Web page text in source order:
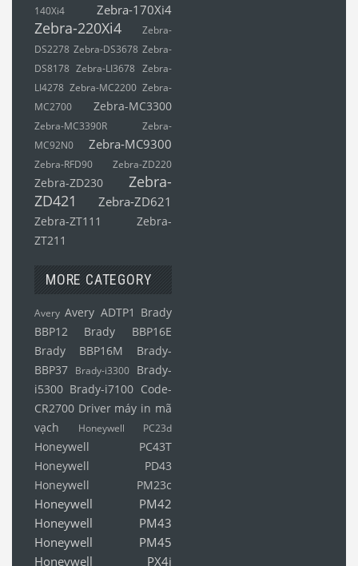
140Xi4
Zebra-170Xi4
Zebra-220Xi4
Zebra-
DS2278 Zebra-DS3678 Zebra-
DS8178 Zebra-LI3678 Zebra-
LI4278 Zebra-MC2200 Zebra-
MC2700
Zebra-MC3300
Zebra-MC3390R
Zebra-
MC92N0
Zebra-MC9300
Zebra-RFD90 Zebra-ZD220
Zebra-ZD230
Zebra-
ZD421
Zebra-ZD621
Zebra-ZT111
Zebra-
ZT211
MORE CATEGORY
Avery Avery ADTP1
Brady
BBP12
Brady BBP16E
Brady BBP16M
Brady-
BBP37 Brady-i3300 Brady-
i5300 Brady-i7100 Code-
CR2700 Driver máy in mã
vạch
Honeywell PC23d
Honeywell PC43T
Honeywell PD43
Honeywell PM23c
Honeywell PM42
Honeywell PM43
Honeywell PM45
Honeywell PX4i